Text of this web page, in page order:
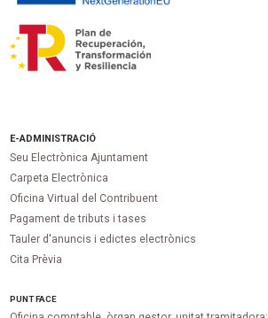
E-ADMINISTRACIÓ
Seu Electrònica Ajuntament
Carpeta Electrònica
Oficina Virtual del Contribuent
Pagament de tributs i tases
Tauler d'anuncis i edictes electrònics
Cita Prèvia
PUNTFACE